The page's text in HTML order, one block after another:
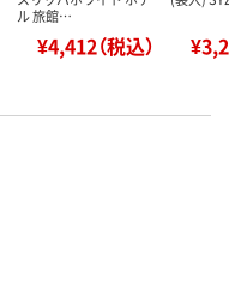
ル 旅館…
¥4,412（税込）